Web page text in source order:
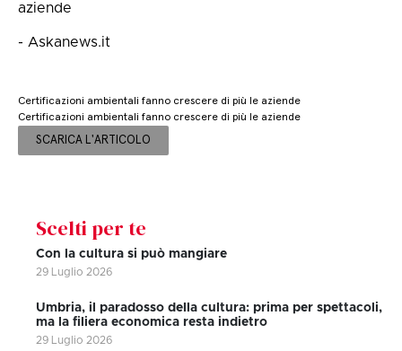
aziende
- Askanews.it
Certificazioni ambientali fanno crescere di più le aziende
Certificazioni ambientali fanno crescere di più le aziende
SCARICA L'ARTICOLO
Scelti per te
Con la cultura si può mangiare
29 Luglio 2026
Umbria, il paradosso della cultura: prima per spettacoli,
ma la filiera economica resta indietro
29 Luglio 2026